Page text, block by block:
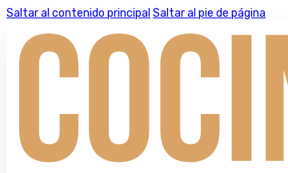
Saltar al contenido principal Saltar al pie de página